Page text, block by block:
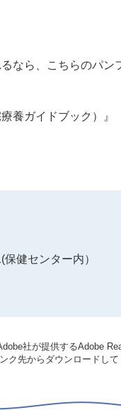
なら、こちらのパン
養ガイドブック）』
健センター内）
社が提供するAdobe
ク先からダウンロードして